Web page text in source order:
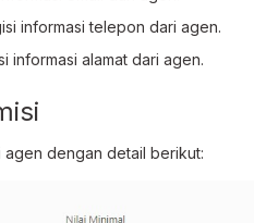
informasi telepon dari agen.
informasi alamat dari agen.
dengan detail berikut: